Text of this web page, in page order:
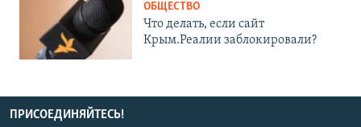
ОБЩЕСТВО
Что делать, если сайт
Крым.Реалии заблокировали?
ПРИСОЕДИНЯЙТЕСЬ!